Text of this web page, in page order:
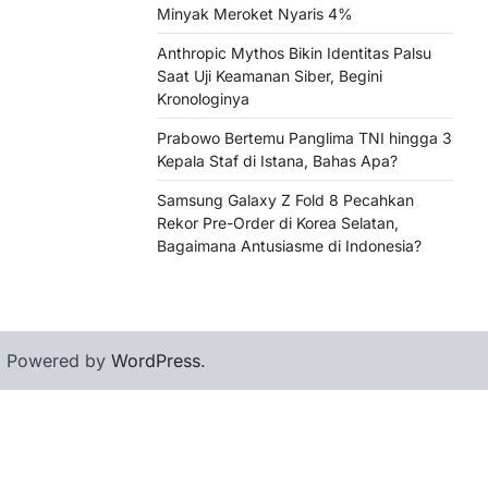
Minyak Meroket Nyaris 4%
Anthropic Mythos Bikin Identitas Palsu
Saat Uji Keamanan Siber, Begini
Kronologinya
Prabowo Bertemu Panglima TNI hingga 3
Kepala Staf di Istana, Bahas Apa?
Samsung Galaxy Z Fold 8 Pecahkan
Rekor Pre-Order di Korea Selatan,
Bagaimana Antusiasme di Indonesia?
| Powered by WordPress.